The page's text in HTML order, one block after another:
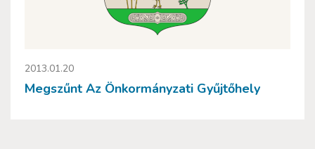
2013.01.20
Megszűnt Az Önkormányzati Gyűjtőhely